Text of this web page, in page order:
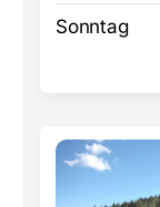
Sonntag